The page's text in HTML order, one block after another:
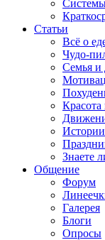
Статьи
Всё о
Чудо-
Семья и
Красота
Знаете
Общение
Форум
Галерея
Блоги
Опросы